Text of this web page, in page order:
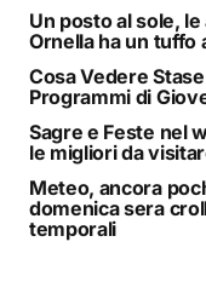
Un posto al sole, le
Ornella ha un tuffo
Cosa Vedere
Programmi di
Sagre e Feste nel
le migliori da
Meteo, ancora
domenica sera
temporali